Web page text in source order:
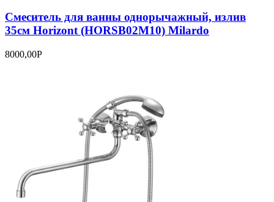
Смеситель для ванны однорычажный, излив
35см Horizont (HORSB02M10) Milardo
8000,00Р